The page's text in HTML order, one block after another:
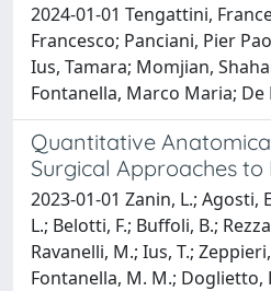
2024-01-01 Tengattini,
Francesco; Panciani, Pier
Ius, Tamara; Momjian,
Fontanella, Marco Maria; De
Quantitative
Surgical Approaches to
2023-01-01 Zanin, L.; Agosti,
L.; Belotti, F.; Buffoli, B.;
Ravanelli, M.; Ius, T.;
Fontanella, M. M.; Doglietto,